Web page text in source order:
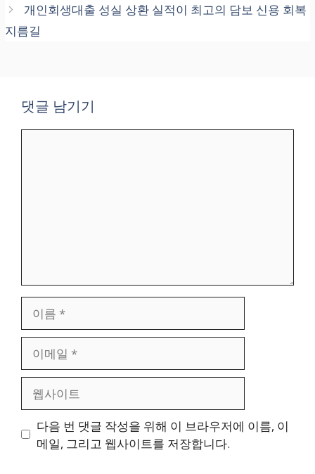
개인회생대출 성실 상환 실적이 최고의 담보 신용 회복
지름길
댓글 남기기
일
트
다음 번 댓글 작성을 위해 이 브라우저에 이름, 이
메일, 그리고 웹사이트를 저장합니다.